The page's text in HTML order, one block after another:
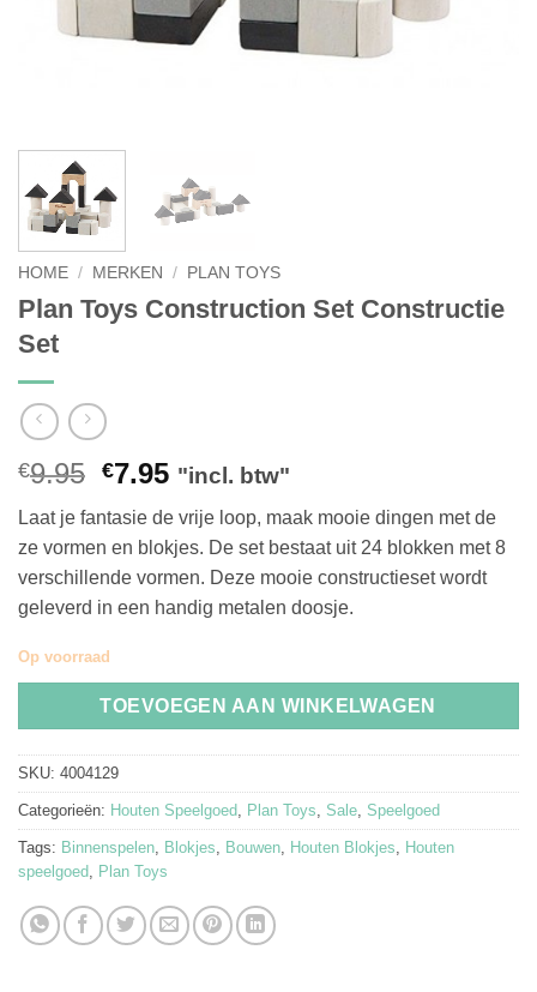
HOME / MERKEN / PLAN TOYS
Plan Toys Construction Set Constructie
Set
€9.95 Oorspronkelijke
was:
€9.95.
€7.95Huidige
is:
€7.95.
"incl. btw"
Laat je fantasie de vrije loop, maak mooie dingen met de
ze vormen en blokjes. De set bestaat uit 24 blokken met 8
verschillende vormen. Deze mooie constructieset wordt
geleverd in een handig metalen doosje.
Op voorraad
TOEVOEGEN AAN WINKELWAGEN
SKU: 4004129
Categorieën: Houten Speelgoed Plan Toys Sale Speelgoed
Tags: Binnenspelen Blokjes Bouwen Houten Blokjes
Houten
speelgoed Plan Toys